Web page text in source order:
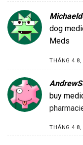
dog
Meds
THÁNG 4 8,
buy
THÁNG 4 8,